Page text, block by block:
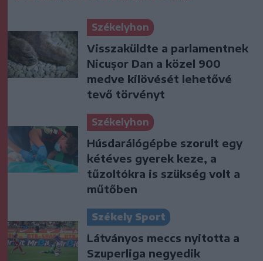
Székelyhon
Visszaküldte a parlamentnek
Nicușor Dan a közel 900
medve kilövését lehetővé
tevő törvényt
Székelyhon
Húsdarálógépbe szorult egy
kétéves gyerek keze, a
tűzoltókra is szükség volt a
műtőben
Székely Sport
Látványos meccs nyitotta a
Szuperliga negyedik